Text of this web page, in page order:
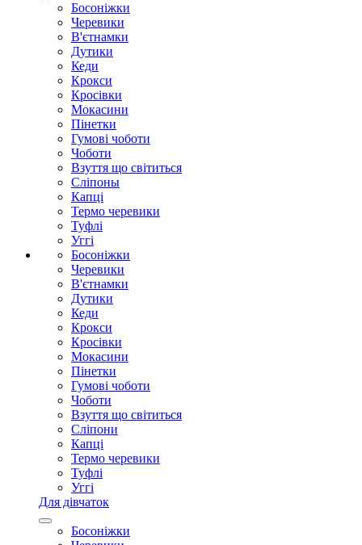
Босоніжки
Черевики
В'єтнамки
Дутики
Кеди
Крокси
Кросівки
Мокасини
Пінетки
Гумові чоботи
Чоботи
Взуття що світиться
Сліпоны
Капці
Термо черевики
Туфлі
Уггі
Босоніжки
Черевики
В'єтнамки
Дутики
Кеди
Крокси
Кросівки
Мокасини
Пінетки
Гумові чоботи
Чоботи
Взуття що світиться
Сліпони
Капці
Термо черевики
Туфлі
Уггі
Для дівчаток
Босоніжки